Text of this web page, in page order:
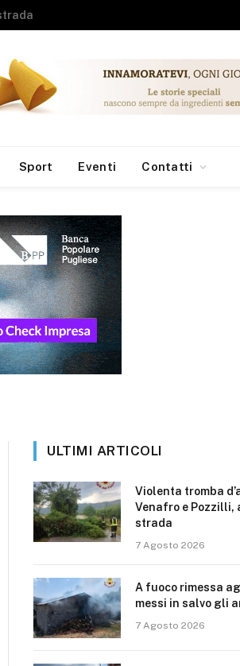
Sport Eventi Contatti
ULTIMI ARTICOLI
Violenta tromba
Venafro e Pozzilli,
strada
7 Agosto 2026
A fuoco rimessa
messi in salvo gli
7 Agosto 2026